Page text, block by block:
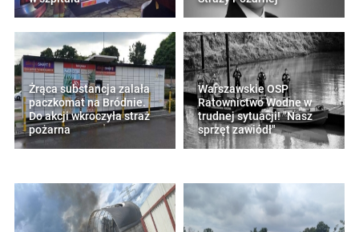
Żrąca substancja zalała
paczkomat na Bródnie.
Do akcji wkroczyła straż
pożarna
Warszawskie OSP
Ratownictwo Wodne w
trudnej sytuacji! "Nasz
sprzęt zawiódł"